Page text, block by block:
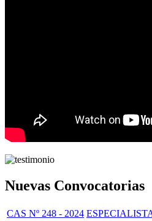
Nuevas Convocatorias
CAS Nº 248 - 2024